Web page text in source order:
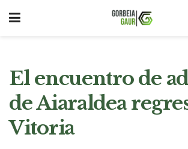
El encuentro de
de Aiaraldea
Vitoria